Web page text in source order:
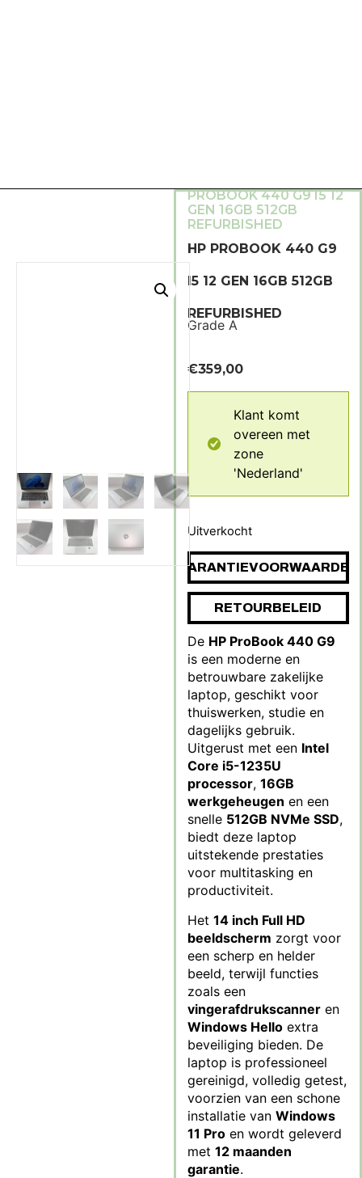
PROBOOK 440 G9 I5 12
GEN 16GB 512GB
REFURBISHED
HP PROBOOK 440 G9
I5 12 GEN 16GB 512GB
REFURBISHED
Grade A
€359,00
Klant komt
overeen met
zone
'Nederland'
Uitverkocht
GARANTIEVOORWAARDEN
RETOURBELEID
De HP ProBook 440 G9
is een moderne en
betrouwbare zakelijke
laptop, geschikt voor
thuiswerken, studie en
dagelijks gebruik.
Uitgerust met een Intel
Core i5-1235U
processor, 16GB
werkgeheugen en een
snelle 512GB NVMe SSD,
biedt deze laptop
uitstekende prestaties
voor multitasking en
productiviteit.
Het 14 inch Full HD
beeldscherm zorgt voor
een scherp en helder
beeld, terwijl functies
zoals een
vingerafdrukscanneren
Windows Helloextra
beveiliging bieden. De
laptop is professioneel
gereinigd, volledig getest,
voorzien van een schone
installatie van Windows
11 Proen wordt geleverd
met 12 maanden
garantie.